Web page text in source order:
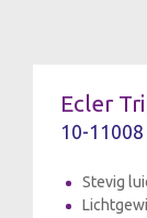
Ecler
10-11008
Stevig